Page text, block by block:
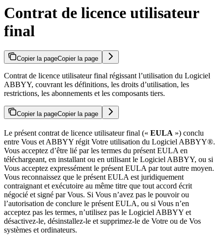
Contrat de licence utilisateur
final
Copier la pageCopier la page
Contrat de licence utilisateur final régissant l’utilisation du Logiciel
ABBYY, couvrant les définitions, les droits d’utilisation, les
restrictions, les abonnements et les composants tiers.
Copier la pageCopier la page
Le présent contrat de licence utilisateur final (« EULA ») conclu
entre Vous et ABBYY régit Votre utilisation du Logiciel ABBYY®.
Vous acceptez d’être lié par les termes du présent EULA en
téléchargeant, en installant ou en utilisant le Logiciel ABBYY, ou si
Vous acceptez expressément le présent EULA par tout autre moyen.
Vous reconnaissez que le présent EULA est juridiquement
contraignant et exécutoire au même titre que tout accord écrit
négocié et signé par Vous. Si Vous n’avez pas le pouvoir ou
l’autorisation de conclure le présent EULA, ou si Vous n’en
acceptez pas les termes, n’utilisez pas le Logiciel ABBYY et
désactivez-le, désinstallez-le et supprimez-le de Votre ou de Vos
systèmes et ordinateurs.